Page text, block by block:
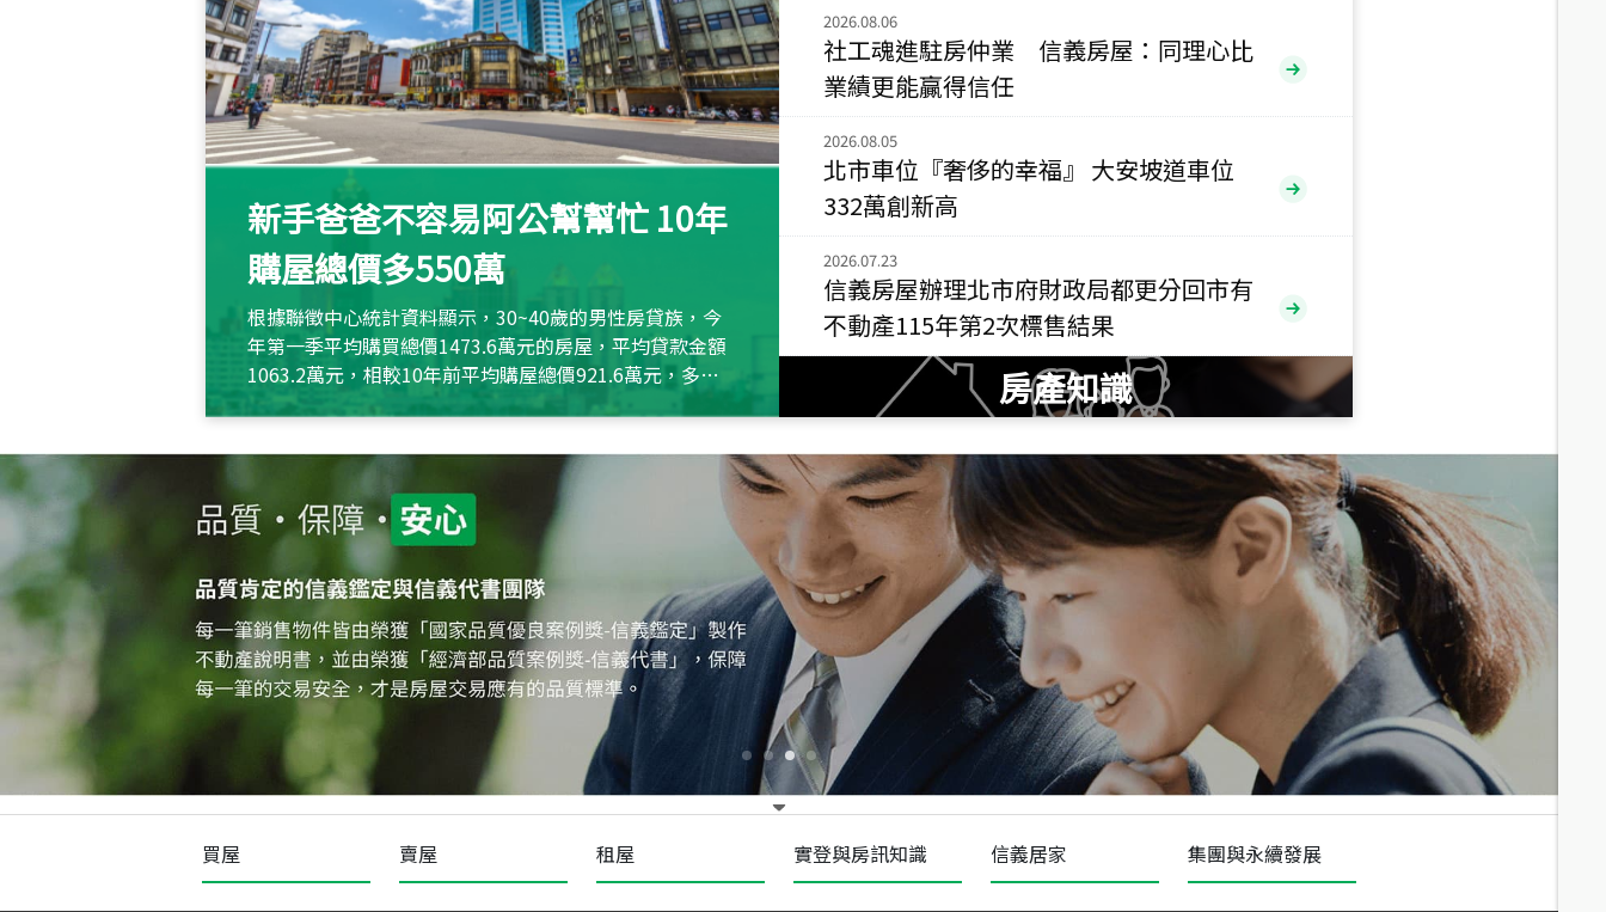
新北市永和區環河西路二段
115年07月 成交
央央 5,800萬
115年
小西華 1,938萬
115 年07 月 成交
捷豹
台北市中山區長春路
115年07月 成交
十泉十美
台北市北投區光明路
總價
1,020萬
年 07月 成交
四維天廈
新竹市新竹市四維路
總價
490萬
115 月 成交
菁英典藏
新竹市新竹市慈祥路
1,808
新手爸爸不容易阿公幫幫忙 10年
購屋總價多550萬
根據聯徵中心統計資料顯示，30~40歲的男性房貸族，今
年第一季平均購買總價1473.6萬元的房屋，平均貸款金額
1063.2萬元，相較10年前平均購屋總價921.6萬元，多出
約550萬元，且貸款金額也多
2026.08.06
社工魂進駐房仲業 信義房屋：同理心比
業績更能贏得信任
2026.08.05
北市車位『奢侈的幸福』 大安坡道車位
332萬創新高
2026.07.23
信義房屋辦理北市府財政局都更分回市有
不動產115年第2次標售結果
房產知識
買屋 賣屋 租屋 實登與房訊知識 信義居家 集團與永續發展